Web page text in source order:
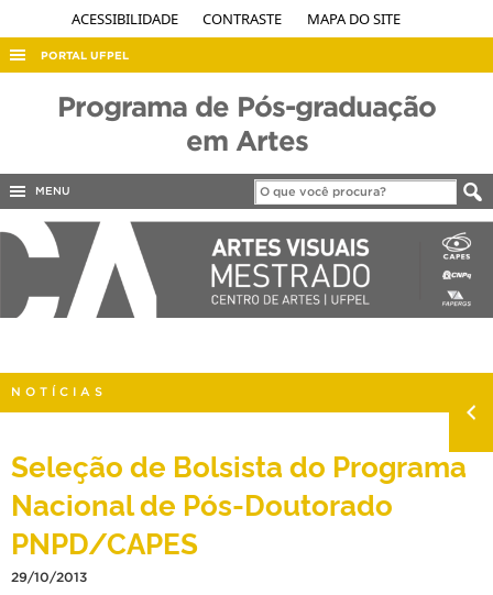
ACESSIBILIDADE CONTRASTE MAPA DO SITE
PORTAL UFPEL
EDITAIS
INTERNACIONAL
OUVIDORIA
TELEFONES
Programa de Pós-graduação
em Artes
MENU
NOTÍCIAS
Seleção de Bolsista do Programa
Nacional de Pós-Doutorado
PNPD/CAPES
29/10/2013